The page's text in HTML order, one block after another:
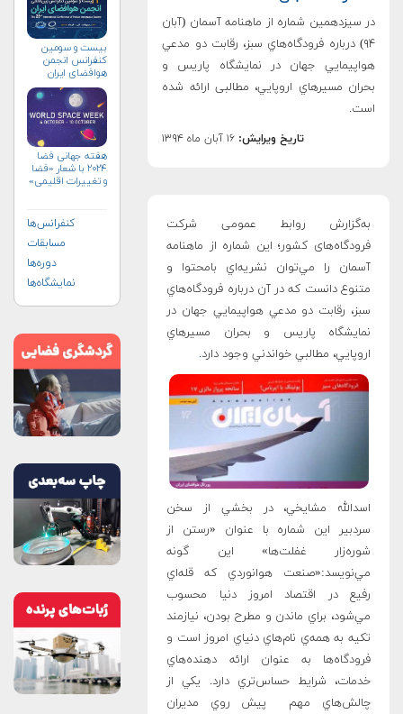
در سیزدهمین شماره از ماهنامه آسمان (آبان
۹۴) درباره فرودگاه‌هاي سبز، رقابت دو مدعي
هواپيمايي جهان در نمايشگاه پاريس و
بحران مسيرهاي اروپايي، مطالبی ارائه شده
است.
تاریخ ویرایش: ۱۶ آبان ماه ۱۳۹۴
به‌گزارش روابط‌ عمومی شرکت
فرودگاه‌های کشور؛ اين شماره از ماهنامه
آسمان را مي‌توان نشريه‌اي بامحتوا و
متنوع دانست كه در آن درباره فرودگاه‌هاي
سبز، رقابت دو مدعي هواپيمايي جهان در
نمايشگاه پاريس و بحران مسيرهاي
اروپايي، مطالبي خواندني وجود دارد.
اسدالله مشايخي، در بخشي از سخن
سردبير اين شماره با عنوان «رستن از
شوره‌زار غفلت‌ها» اين گونه
مي‌نويسد:«صنعت هوانوردي كه قله‌اي
رفيع در اقتصاد امروز دنيا محسوب
مي‌شود، براي ماندن و مطرح بودن، نيازمند
تكيه به همه‌ي نام‌هاي دنياي امروز است و
فرودگاه‌ها به عنوان ارائه دهنده‌هاي
خدمات، شرايط حساس‌تري دارد. يكي از
چالش‌هاي مهم پيش روي مديران
بیست و سومین
کنفرانس انجمن
هوافضای ايران
هفته جهانی فضا
۲۰۲۴ با شعار «فضا
و تغییرات اقلیمی»
کنفرانس‌ها
مسابقات
دوره‌ها
نمایشگاه‌ها